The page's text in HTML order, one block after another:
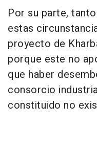
Por su parte,
estas
proyecto de
porque este no
que haber
consorcio
constituido no